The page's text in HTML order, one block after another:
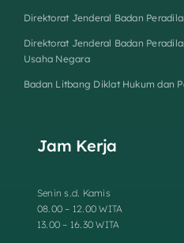
Direktorat Jenderal Badan
Direktorat Jenderal Badan
Usaha Negara
Badan Litbang Diklat Hukum dan
Jam Kerja
Senin s.d. Kamis
08.00 – 12.00 WITA
13.00 – 16.30 WITA